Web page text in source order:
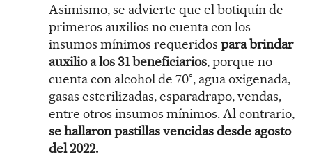
Asimismo, se advierte que el botiquín de
primeros auxilios no cuenta con los
insumos mínimos requeridos para brindar
auxilio a los 31 beneficiarios, porque no
cuenta con alcohol de 70°, agua oxigenada,
gasas esterilizadas, esparadrapo, vendas,
entre otros insumos mínimos. Al contrario,
se hallaron pastillas vencidas desde agosto
del 2022.